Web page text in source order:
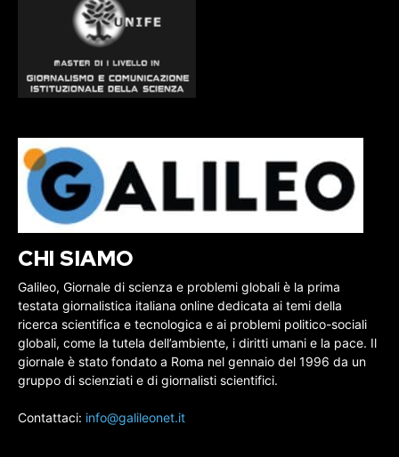
CHI SIAMO
Galileo, Giornale di scienza e problemi globali è la prima
testata giornalistica italiana online dedicata ai temi della
ricerca scientifica e tecnologica e ai problemi politico-sociali
globali, come la tutela dell’ambiente, i diritti umani e la pace. Il
giornale è stato fondato a Roma nel gennaio del 1996 da un
gruppo di scienziati e di giornalisti scientifici.
Contattaci: info@galileonet.it